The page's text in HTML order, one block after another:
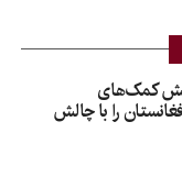
کمک‌های
را با چالش